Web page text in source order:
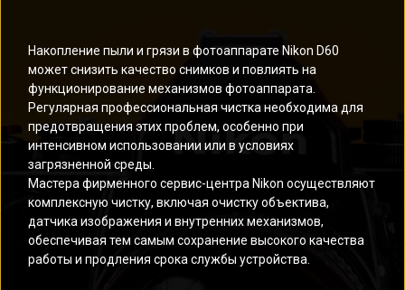
Накопление пыли и грязи в фотоаппарате Nikon D60
может снизить качество снимков и повлиять на
функционирование механизмов фотоаппарата.
Регулярная профессиональная чистка необходима для
предотвращения этих проблем, особенно при
интенсивном использовании или в условиях
загрязненной среды.
Мастера фирменного сервис-центра Nikon осуществляют
комплексную чистку, включая очистку объектива,
датчика изображения и внутренних механизмов,
обеспечивая тем самым сохранение высокого качества
работы и продления срока службы устройства.